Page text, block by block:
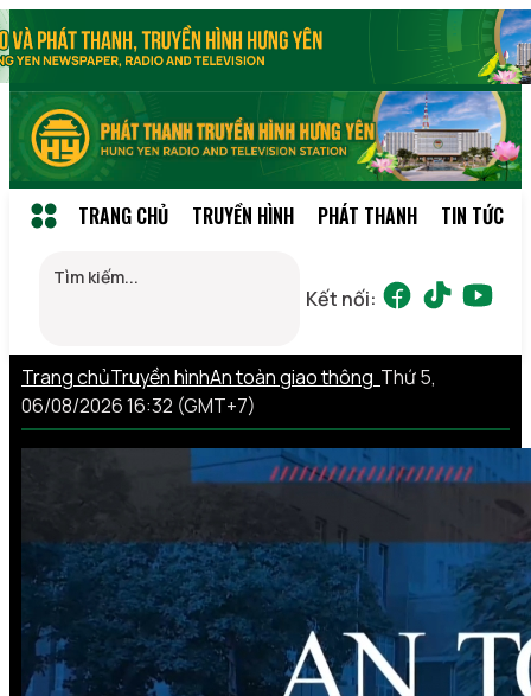
TRANG CHỦ TRUYỀN HÌNH PHÁT THANH TIN TỨC
Kết nối:
Trang chủTruyền hìnhAn toàn giao thông Thứ 5,
06/08/2026 16:32 (GMT+7)